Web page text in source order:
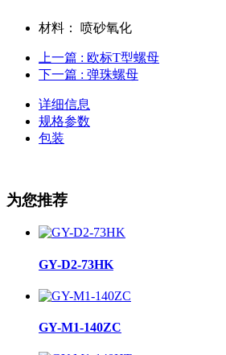
材料： 喷砂氧化
上一篇 : 欧标T型螺母
下一篇 : 弹珠螺母
详细信息
规格参数
包装
为您推荐
GY-D2-73HK
GY-M1-140ZC